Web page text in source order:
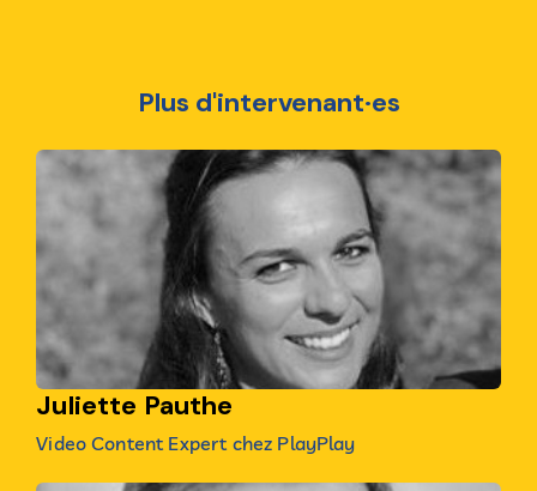
Plus d'intervenant·es
Juliette Pauthe
Video Content Expert chez PlayPlay